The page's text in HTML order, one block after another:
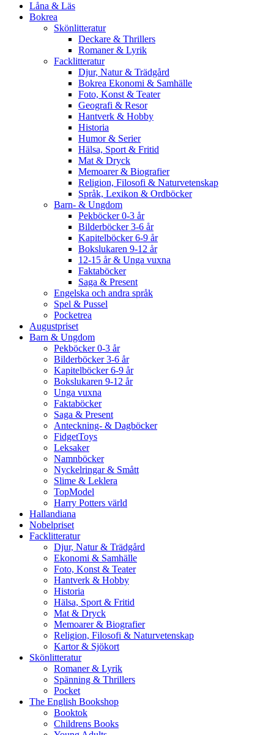
Låna & Läs
Bokrea
Skönlitteratur
Deckare & Thrillers
Romaner & Lyrik
Facklitteratur
Djur, Natur & Trädgård
Bokrea Ekonomi & Samhälle
Foto, Konst & Teater
Geografi & Resor
Hantverk & Hobby
Historia
Humor & Serier
Hälsa, Sport & Fritid
Mat & Dryck
Memoarer & Biografier
Religion, Filosofi & Naturvetenskap
Språk, Lexikon & Ordböcker
Barn- & Ungdom
Pekböcker 0-3 år
Bilderböcker 3-6 år
Kapitelböcker 6-9 år
Bokslukaren 9-12 år
12-15 år & Unga vuxna
Faktaböcker
Saga & Present
Engelska och andra språk
Spel & Pussel
Pocketrea
Augustpriset
Barn & Ungdom
Pekböcker 0-3 år
Bilderböcker 3-6 år
Kapitelböcker 6-9 år
Bokslukaren 9-12 år
Unga vuxna
Faktaböcker
Saga & Present
Anteckning- & Dagböcker
FidgetToys
Leksaker
Namnböcker
Nyckelringar & Smått
Slime & Leklera
TopModel
Harry Potters värld
Hallandiana
Nobelpriset
Facklitteratur
Djur, Natur & Trädgård
Ekonomi & Samhälle
Foto, Konst & Teater
Hantverk & Hobby
Historia
Hälsa, Sport & Fritid
Mat & Dryck
Memoarer & Biografier
Religion, Filosofi & Naturvetenskap
Kartor & Sjökort
Skönlitteratur
Romaner & Lyrik
Spänning & Thrillers
Pocket
The English Bookshop
Booktok
Childrens Books